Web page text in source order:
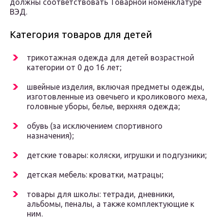
должны соответствовать Товарной номенклатуре
ВЭД.
Категория товаров для детей
трикотажная одежда для детей возрастной
категории от 0 до 16 лет;
швейные изделия, включая предметы одежды,
изготовленные из овечьего и кроликового меха,
головные уборы, белье, верхняя одежда;
обувь (за исключением спортивного
назначения);
детские товары: коляски, игрушки и подгузники;
детская мебель: кроватки, матрацы;
товары для школы: тетради, дневники,
альбомы, пеналы, а также комплектующие к
ним.